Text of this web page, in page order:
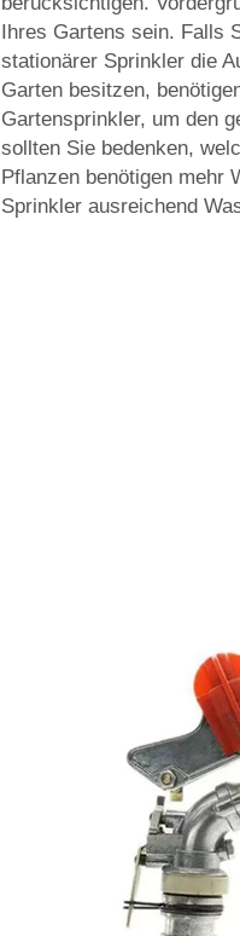
Ihres Gartens sein. Falls
stationärer Sprinkler die
Garten besitzen,
Gartensprinkler, um den
sollten Sie bedenken,
Pflanzen benötigen mehr
Sprinkler ausreichend